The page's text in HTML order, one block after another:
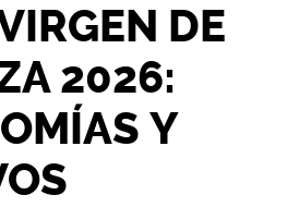
DE
2026:
Y